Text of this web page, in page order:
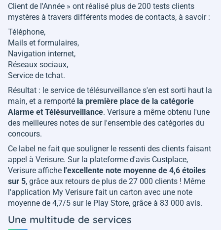
Client de l'Année » ont réalisé plus de 200 tests clients
mystères à travers différents modes de contacts, à savoir :
Téléphone,
Mails et formulaires,
Navigation internet,
Réseaux sociaux,
Service de tchat.
Résultat : le service de télésurveillance s'en est sorti haut la
main, et a remporté la première place de la catégorie
Alarme et Télésurveillance. Verisure a même obtenu l'une
des meilleures notes de sur l'ensemble des catégories du
concours.
Ce label ne fait que souligner le ressenti des clients faisant
appel à Verisure. Sur la plateforme d'avis Custplace,
Verisure affiche l'excellente note moyenne de 4,6 étoiles
sur 5, grâce aux retours de plus de 27 000 clients ! Même
l'application My Verisure fait un carton avec une note
moyenne de 4,7/5 sur le Play Store, grâce à 83 000 avis.
Une multitude de services